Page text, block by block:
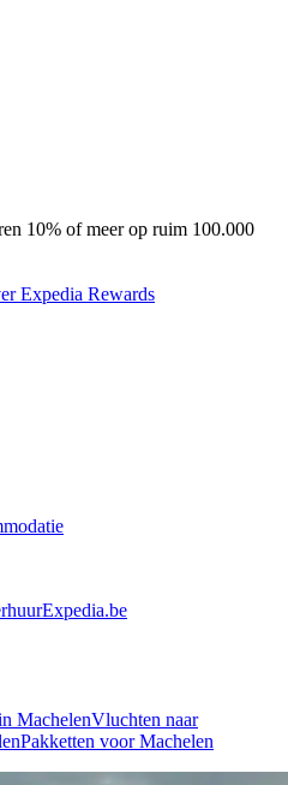
10% of meer op ruim 100.000
Expedia Rewards
Expedia.be
MachelenVluchten naar
Pakketten voor Machelen